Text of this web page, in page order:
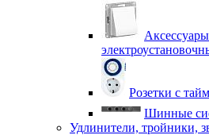
Розетки с
Шинные
Удлинители, тройники,